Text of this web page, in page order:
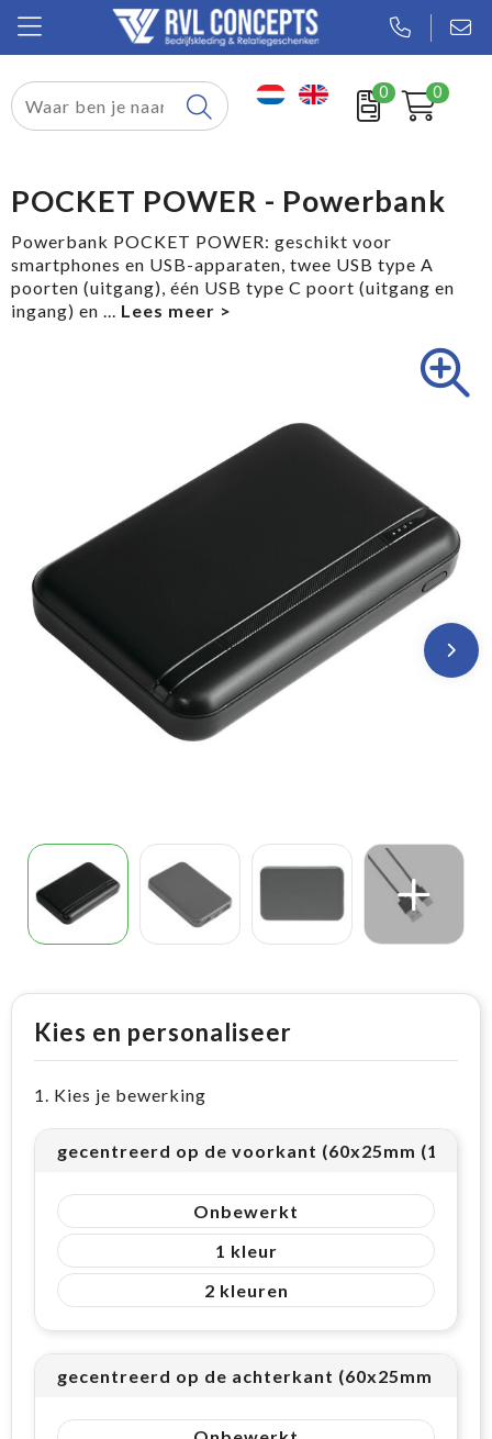
0 0
Relatiegeschenken
Tassen
Sport
POCKET POWER - Powerbank
Powerbank POCKET POWER: geschikt voor
smartphones en USB-apparaten, twee USB type A
poorten (uitgang), één USB type C poort (uitgang en
ingang) en ...
Kies en personaliseer
1. Kies je bewerking
gecentreerd op de voorkant (60x25mm
Onbewerkt
1
2
gecentreerd op de achterkant (60x25mm